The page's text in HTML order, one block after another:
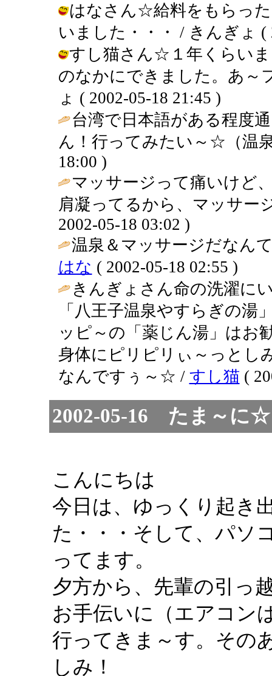
はなさん☆給料をもらっ
いました・・・ / きんぎょ (
すし猫さん☆１年くらい
のなかにできました。あ～
ょ ( 2002-05-18 21:45 )
台湾で日本語がある程度
ん！行ってみたい～☆（
18:00 )
マッサージって痛いけど
肩凝ってるから、マッサー
2002-05-18 03:02 )
温泉＆マッサージだなん
はな ( 2002-05-18 02:55 )
きんぎょさん命の洗濯に
「八王子温泉やすらぎの
ッピ～の「薬じん湯」はお
身体にピリピリぃ～っとし
なんですぅ～☆ / すし猫 (
2002-05-16 たま～
こんにちは
今日は、ゆっくり起き
た・・・そして、パソ
ってます。
夕方から、先輩の引っ
お手伝いに（エアコン
行ってきま～す。その
しみ！